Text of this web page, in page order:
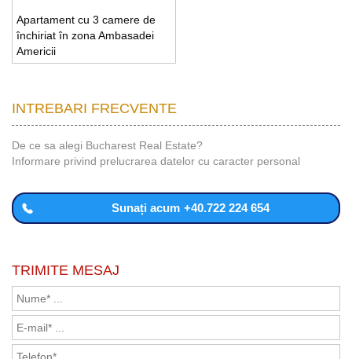
Apartament cu 3 camere de
închiriat în zona Ambasadei
Americii
INTREBARI FRECVENTE
De ce sa alegi Bucharest Real Estate?
Informare privind prelucrarea datelor cu caracter personal
Sunați acum +40.722 224 654
TRIMITE MESAJ